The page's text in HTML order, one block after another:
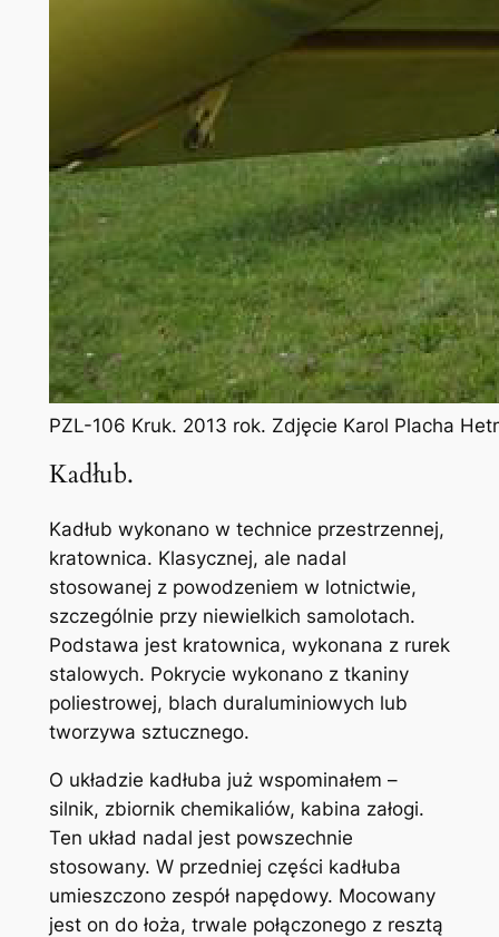
PZL-106 Kruk. 2013 rok. Zdjęcie Karol Placha
Kadłub.
Kadłub wykonano w technice przestrzennej,
kratownica. Klasycznej, ale nadal
stosowanej z powodzeniem w lotnictwie,
szczególnie przy niewielkich samolotach.
Podstawa jest kratownica, wykonana z rurek
stalowych. Pokrycie wykonano z tkaniny
poliestrowej, blach duraluminiowych lub
tworzywa sztucznego.
O układzie kadłuba już wspominałem –
silnik, zbiornik chemikaliów, kabina załogi.
Ten układ nadal jest powszechnie
stosowany. W przedniej części kadłuba
umieszczono zespół napędowy. Mocowany
jest on do łoża, trwale połączonego z resztą